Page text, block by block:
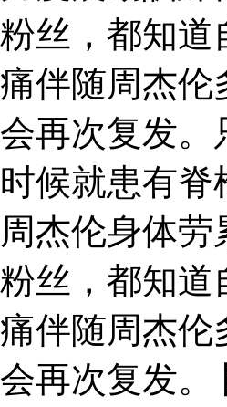
粉丝，都知道
痛伴随周杰伦
会再次复发。
时候就患有脊
周杰伦身体
粉丝，都知道
痛伴随周杰伦
会再次复发。